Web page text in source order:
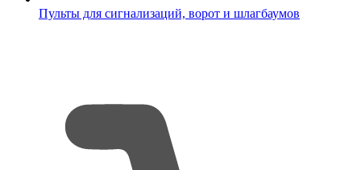
Пульты для сигнализаций, ворот и шлагбаумов